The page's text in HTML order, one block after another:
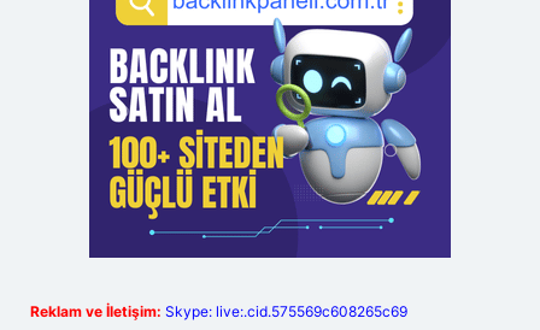
Reklam ve İletişim: Skype: live:.cid.575569c608265c69